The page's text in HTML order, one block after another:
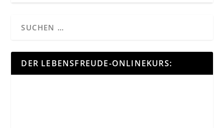
DER LEBENSFREUDE-ONLINEKURS: